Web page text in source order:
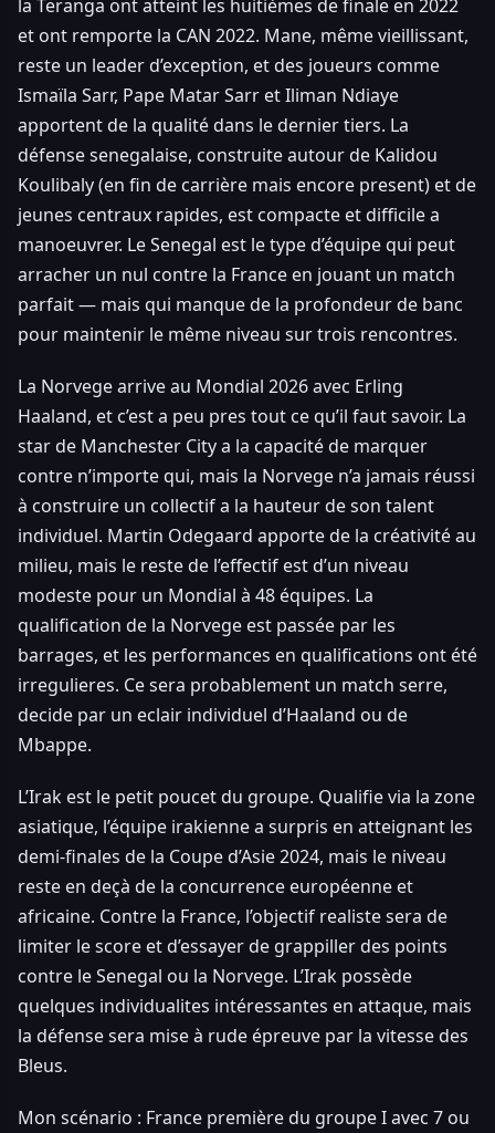
la Teranga ont atteint les huitièmes de finale en 2022
et ont remporte la CAN 2022. Mane, même vieillissant,
reste un leader d’exception, et des joueurs comme
Ismaïla Sarr, Pape Matar Sarr et Iliman Ndiaye
apportent de la qualité dans le dernier tiers. La
défense senegalaise, construite autour de Kalidou
Koulibaly (en fin de carrière mais encore present) et de
jeunes centraux rapides, est compacte et difficile a
manoeuvrer. Le Senegal est le type d’équipe qui peut
arracher un nul contre la France en jouant un match
parfait — mais qui manque de la profondeur de banc
pour maintenir le même niveau sur trois rencontres.
La Norvege arrive au Mondial 2026 avec Erling
Haaland, et c’est a peu pres tout ce qu’il faut savoir. La
star de Manchester City a la capacité de marquer
contre n’importe qui, mais la Norvege n’a jamais réussi
à construire un collectif a la hauteur de son talent
individuel. Martin Odegaard apporte de la créativité au
milieu, mais le reste de l’effectif est d’un niveau
modeste pour un Mondial à 48 équipes. La
qualification de la Norvege est passée par les
barrages, et les performances en qualifications ont été
irregulieres. Ce sera probablement un match serre,
decide par un eclair individuel d’Haaland ou de
Mbappe.
L’Irak est le petit poucet du groupe. Qualifie via la zone
asiatique, l’équipe irakienne a surpris en atteignant les
demi-finales de la Coupe d’Asie 2024, mais le niveau
reste en deçà de la concurrence européenne et
africaine. Contre la France, l’objectif realiste sera de
limiter le score et d’essayer de grappiller des points
contre le Senegal ou la Norvege. L’Irak possède
quelques individualites intéressantes en attaque, mais
la défense sera mise à rude épreuve par la vitesse des
Bleus.
Mon scénario : France première du groupe I avec 7 ou